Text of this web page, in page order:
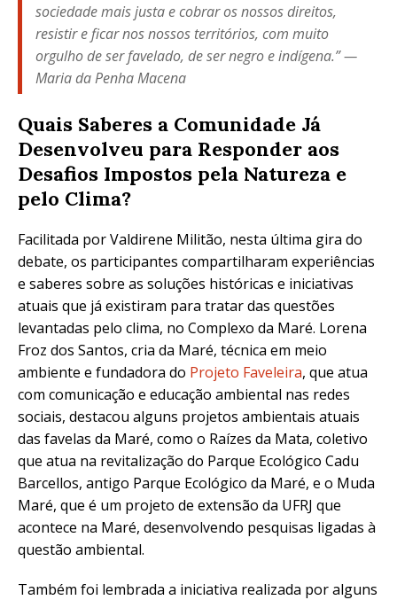
sociedade mais justa e cobrar os nossos direitos,
resistir e ficar nos nossos territórios, com muito
orgulho de ser favelado, de ser negro e indígena.” —
Maria da Penha Macena
Quais Saberes a Comunidade Já
Desenvolveu para Responder aos
Desafios Impostos pela Natureza e
pelo Clima?
Facilitada por Valdirene Militão, nesta última gira do
debate, os participantes compartilharam experiências
e saberes sobre as soluções históricas e iniciativas
atuais que já existiram para tratar das questões
levantadas pelo clima, no Complexo da Maré. Lorena
Froz dos Santos, cria da Maré, técnica em meio
ambiente e fundadora do Projeto Faveleira, que atua
com comunicação e educação ambiental nas redes
sociais, destacou alguns projetos ambientais atuais
das favelas da Maré, como o Raízes da Mata, coletivo
que atua na revitalização do Parque Ecológico Cadu
Barcellos, antigo Parque Ecológico da Maré, e o Muda
Maré, que é um projeto de extensão da UFRJ que
acontece na Maré, desenvolvendo pesquisas ligadas à
questão ambiental.
Também foi lembrada a iniciativa realizada por alguns